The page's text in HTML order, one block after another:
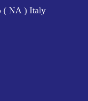
( NA ) Italy